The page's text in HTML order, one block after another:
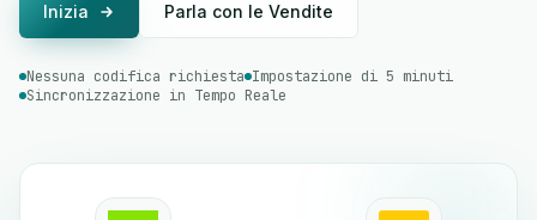
Inizia Parla con le Vendite
Nessuna codifica richiesta Impostazione di 5 minuti
Sincronizzazione in Tempo Reale